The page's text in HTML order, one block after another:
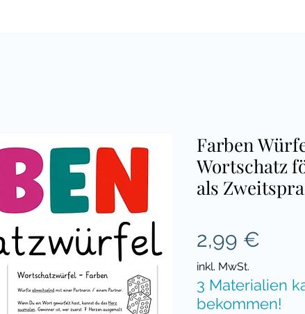
Farben
Wortschatz
als
2,99 €
inkl. MwSt.
3 Materialien
bekommen!